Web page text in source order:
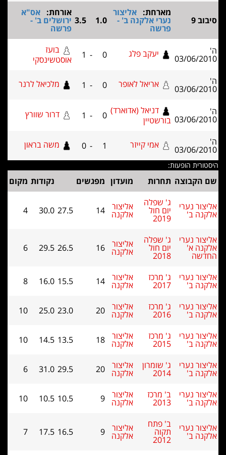
9
מארחת:אליצור
נערי אלקנה ב' -
פרשה
1.0
3.5
אורחת:אס"א
ירושלים ב' -
פרשה
03/06/ יעקב פלג 1
בועז
אוסטשינסקי
03/06/ אריאל לאופר 0
1 מלכיאל לרנר
03/06/
דניאל (אדוארד)
בורשטיין
0
1 דרור שוורץ
03/06/ אמי קייזר 0 משה בראון
הופעות:
הקבוצה תחרות מועדון מפגשים נקודות מקום
נערי
ב'
ג' שפלה
יום חול
2019
אליצור
אלקנה 14
30.0
4
נערי
א'
ג' שפלה
יום חול
2018
אליצור
אלקנה 16
29.5
6
נערי
ב'
ג' מרכז
2017
אליצור
אלקנה 14
16.0
8
נערי
ב'
ג' מרכז
2016
אליצור
אלקנה 20
25.0
10
נערי
ב'
ג' מרכז
2015
אליצור
אלקנה 18
14.5
10
נערי
ב'
ג' שומרון
2014
אליצור
אלקנה 20
31.0
6
נערי
ב'
ב' מרכז
2013
אליצור
אלקנה 9
10.5
10
נערי
ב'
ב' פתח
תקוה
2012
אליצור
אלקנה 9
17.5
7